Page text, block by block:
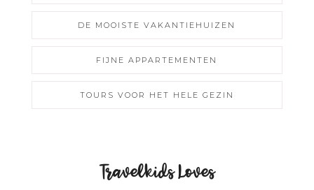
DE MOOISTE VAKANTIEHUIZEN
FIJNE APPARTEMENTEN
TOURS VOOR HET HELE GEZIN
Travelkids Loves